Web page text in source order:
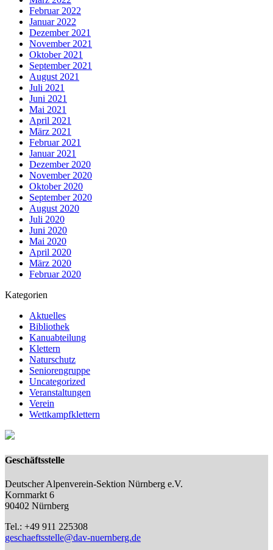
Februar 2022
Januar 2022
Dezember 2021
November 2021
Oktober 2021
September 2021
August 2021
Juli 2021
Juni 2021
Mai 2021
April 2021
März 2021
Februar 2021
Januar 2021
Dezember 2020
November 2020
Oktober 2020
September 2020
August 2020
Juli 2020
Juni 2020
Mai 2020
April 2020
März 2020
Februar 2020
Kategorien
Aktuelles
Bibliothek
Kanuabteilung
Klettern
Naturschutz
Seniorengruppe
Uncategorized
Veranstaltungen
Verein
Wettkampfklettern
Geschäftsstelle
Deutscher Alpenverein-Sektion Nürnberg e.V.
Kornmarkt 6
90402 Nürnberg
Tel.: +49 911 225308
geschaeftsstelle@dav-nuernberg.de